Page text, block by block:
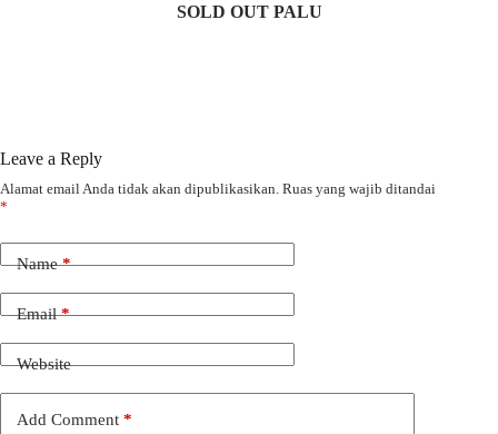
SOLD OUT PALU
Leave a Reply
Alamat email Anda tidak akan dipublikasikan. Ruas yang wajib ditandai
*
Name*
Email*
Website
Add Comment *